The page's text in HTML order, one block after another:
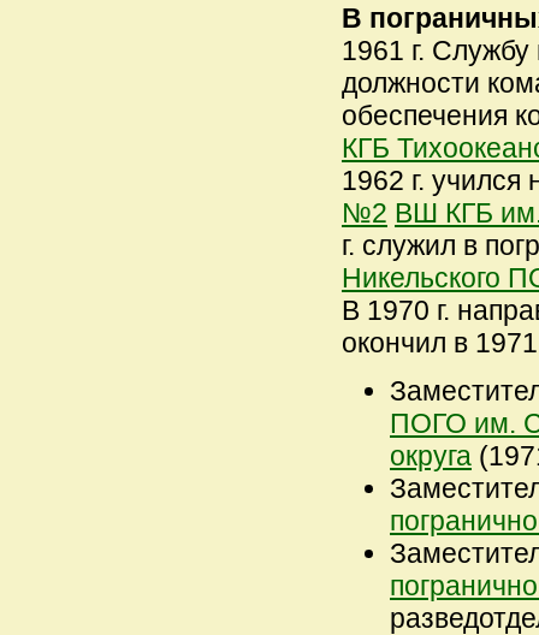
В
1961 г. Службу
должности
обеспечения
КГБ
1962 г. учился
№2 ВШ КГБ
г. служил в
Никельского
В 1970 г.
окончил в
ПОГО им.
округа